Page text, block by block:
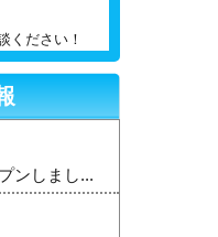
ください！
ンしまし...